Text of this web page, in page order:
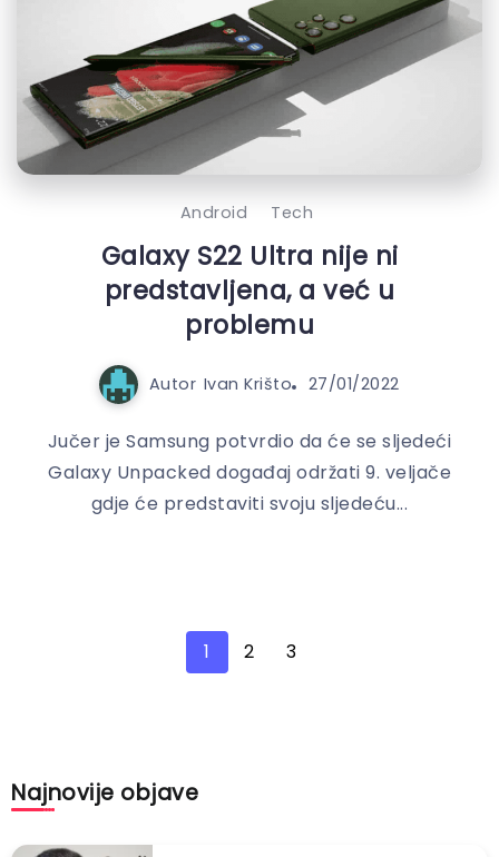
Android Tech
Galaxy S22 Ultra nije ni
predstavljena, a već u
problemu
Autor Ivan Krišto 27/01/2022
Jučer je Samsung potvrdio da će se sljedeći
Galaxy Unpacked događaj održati 9. veljače
gdje će predstaviti svoju sljedeću...
1 2 3
Najnovije objave